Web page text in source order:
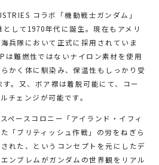
コラボ「機動戦士ガンダム」
して1970年代に誕生。現在もアメリ
兵隊において正式に採用されていま
は難燃性ではないナイロン素材を使用
かく体に馴染み、保温性もしっかり受
。又、ボア襟は着脱可能にて、コー
チェンジが可能です。
ペースコロニー「アイランド・イフィ
「ブリティッシュ作戦」の労をねぎら
れた、というコンセプトを元にしたデ
ンブレムがガンダムの世界観をリアル